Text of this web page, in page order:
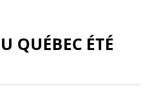
QUÉBEC ÉTÉ